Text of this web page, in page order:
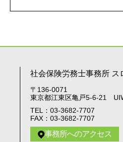
社会保険労務士事務所 ス
〒136-0071
東京都江東区亀戸5-6-21
TEL：03-3682-7707
FAX：03-3682-7707
事務所へのアクセス